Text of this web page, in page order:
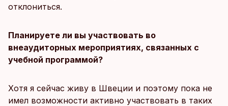
отклониться.
Планируете ли вы участвовать во
внеаудиторных мероприятиях, связанных с
учебной программой?
Хотя я сейчас живу в Швеции и поэтому пока не
имел возможности активно участвовать в таких